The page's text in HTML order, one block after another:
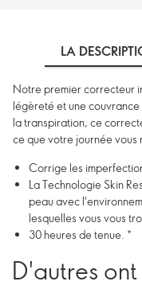
LA
Notre premier correcteur
légèreté et une
la transpiration, ce
ce que votre journée vous
Corrige les
La Technologie Skin
peau avec
lesquelles vous vous
30 heures de tenue. *
D'autres